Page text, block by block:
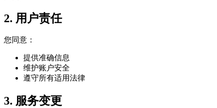
2. 用户责任
您同意：
提供准确信息
维护账户安全
遵守所有适用法律
3. 服务变更